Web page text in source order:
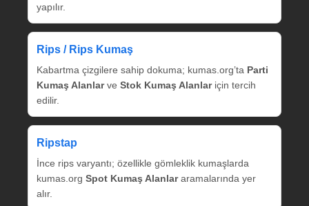
yapılır.
Rips / Rips Kumaş
Kabartma çizgilere sahip dokuma; kumas.org’ta Parti
Kumaş Alanlarve Stok Kumaş Alanlariçin tercih
edilir.
Ripstap
İnce rips varyantı; özellikle gömleklik kumaşlarda
kumas.org Spot Kumaş Alanlararamalarında yer
alır.